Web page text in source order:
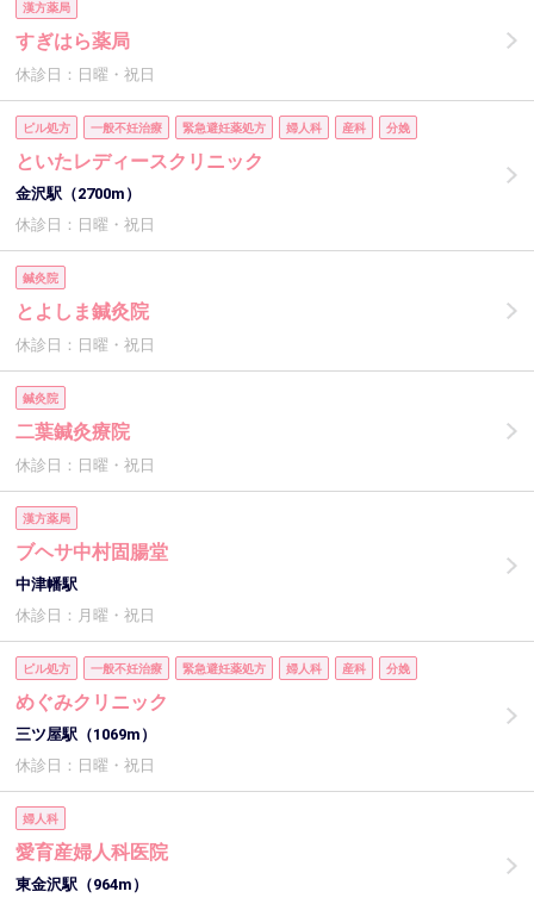
漢方薬局
すぎはら薬局
休診日：日曜・祝日
ピル処方 一般不妊治療 緊急避妊薬処方 婦人科 産科 分娩
といたレディースクリニック
金沢駅（2700m）
休診日：日曜・祝日
鍼灸院
とよしま鍼灸院
休診日：日曜・祝日
鍼灸院
二葉鍼灸療院
休診日：日曜・祝日
漢方薬局
ブヘサ中村固腸堂
中津幡駅
休診日：月曜・祝日
ピル処方 一般不妊治療 緊急避妊薬処方 婦人科 産科 分娩
めぐみクリニック
三ツ屋駅（1069m）
休診日：日曜・祝日
婦人科
愛育産婦人科医院
東金沢駅（964m）